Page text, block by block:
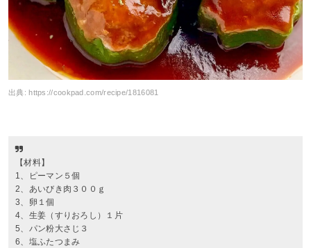
出典: https://cookpad.com/recipe/1816081
【材料】
1、ピーマン５個
2、あいびき肉３００ｇ
3、卵１個
4、生姜（すりおろし）１片
5、パン粉大さじ３
6、塩ふたつまみ